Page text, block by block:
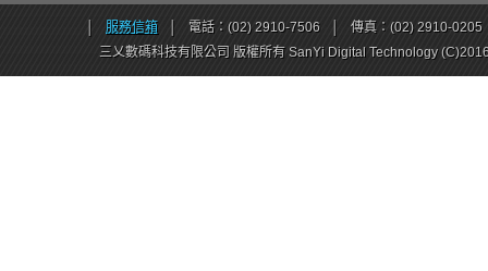
服務信箱 電話：(02) 2910-7506
傳真：(02) 2910-0205
三乂數碼科技有限公司 版權所有 SanYi Digital Technology